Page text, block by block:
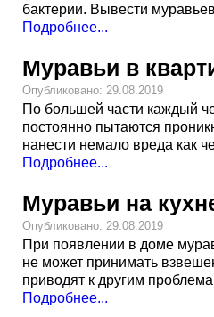
бактерии. Вывести
Подробнее...
Муравьи в
Опубликовано: 29.08.2019
По большей части каждый
постоянно пытаются
нанести немало вреда как
Подробнее...
Муравьи на
Опубликовано: 29.08.2019
При появлении в доме
не может принимать
приводят к другим
Подробнее...